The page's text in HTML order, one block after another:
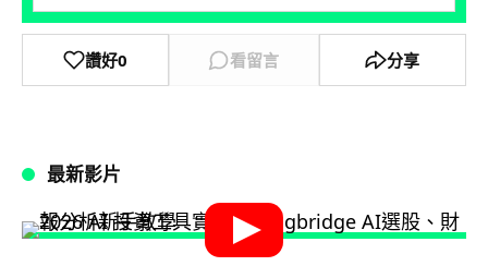
讚好0 看留言 分享
最新影片